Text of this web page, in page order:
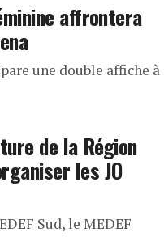
affrontera
une double affiche à
de la Région
les JO
Sud, le MEDEF